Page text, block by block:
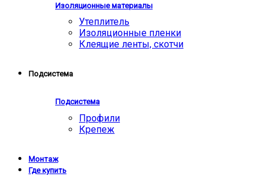
Изоляционные материалы
Утеплитель
Изоляционные пленки
Клеящие ленты, скотчи
Подсистема
Подсистема
Профили
Крепеж
Монтаж
Где купить